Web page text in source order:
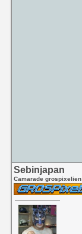
Sebinjapan
Camarade grospixelien